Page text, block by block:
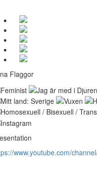
Flaggor
www.youtube.com/